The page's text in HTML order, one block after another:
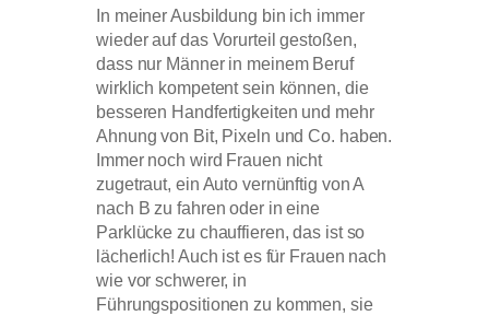
In meiner Ausbildung bin ich immer
wieder auf das Vorurteil gestoßen,
dass nur Männer in meinem Beruf
wirklich kompetent sein können, die
besseren Handfertigkeiten und mehr
Ahnung von Bit, Pixeln und Co. haben.
Immer noch wird Frauen nicht
zugetraut, ein Auto vernünftig von A
nach B zu fahren oder in eine
Parklücke zu chauffieren, das ist so
lächerlich! Auch ist es für Frauen nach
wie vor schwerer, in
Führungspositionen zu kommen, sie